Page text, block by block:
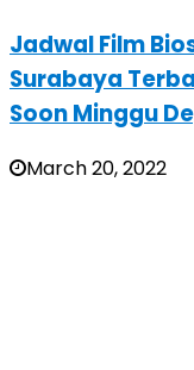
Jadwal Film
Surabaya
Soon Minggu
March 20, 2022